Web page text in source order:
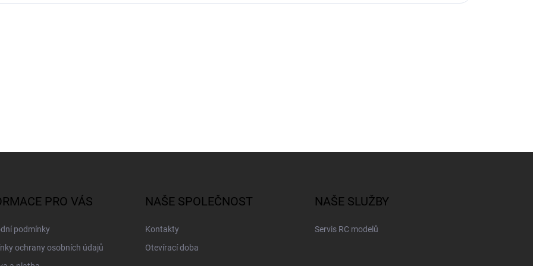
PRO VÁS
podmínky
ochrany osobních údajů
NAŠE SPOLEČNOST
Kontakty
Otevírací doba
NAŠE SLUŽBY
Servis RC modelů